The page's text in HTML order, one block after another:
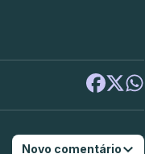
Novo comentário